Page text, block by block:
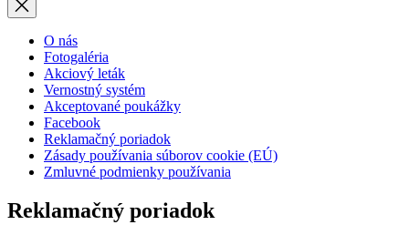
O nás
Fotogaléria
Akciový leták
Vernostný systém
Akceptované poukážky
Facebook
Reklamačný poriadok
Zásady používania súborov cookie (EÚ)
Zmluvné podmienky používania
Reklamačný poriadok